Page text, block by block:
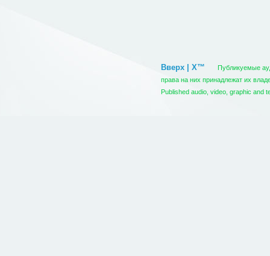
Вверх | X™
Публикуемые
права на них принадлежат их
Published audio, video, graphic